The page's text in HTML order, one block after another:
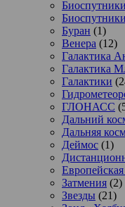
Биоспутники
Буран (1)
Венера (12)
Галактика
Галактика
Галактики
ГЛОНАСС
Дальний
Дальняя
Деймос (1)
Затмения (2)
Звезды (21)